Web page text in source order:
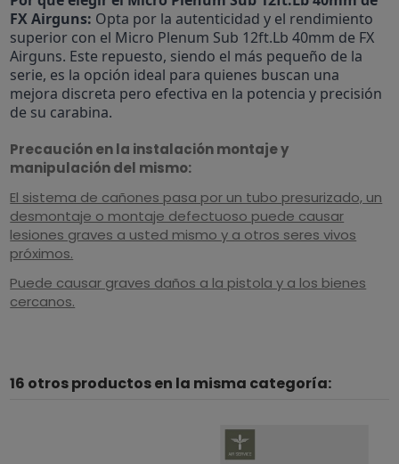
FX Airguns: Opta por la autenticidad y el rendimiento
superior con el Micro Plenum Sub 12ft.Lb 40mm de FX
Airguns. Este repuesto, siendo el más pequeño de la
serie, es la opción ideal para quienes buscan una
mejora discreta pero efectiva en la potencia y precisión
de su carabina.
Precaución en la instalación montaje y
manipulación del mismo:
El sistema de cañones pasa por un tubo presurizado, un
desmontaje o montaje defectuoso puede causar
lesiones graves a usted mismo y a otros seres vivos
próximos.
Puede causar graves daños a la pistola y a los bienes
cercanos.
16 otros productos en la misma categoría: